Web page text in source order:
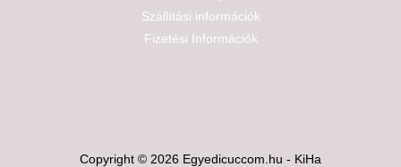
Szállítási információk
Fizetési Információk
Copyright © 2026 Egyedicuccom.hu - KiHa